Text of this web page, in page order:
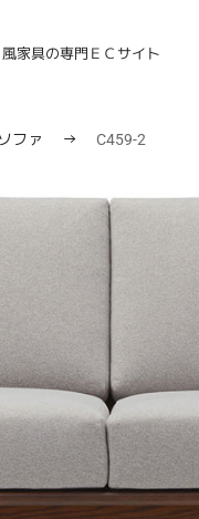
家具の専門ＥＣサイト
ファ → C459-2